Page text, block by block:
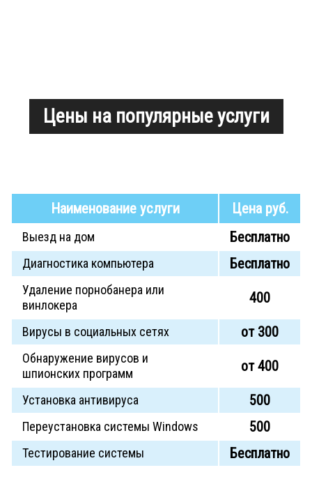
Цены на популярные услуги
Наименование услуги Цена руб.
Выезд на дом Бесплатно
Диагностика компьютера Бесплатно
Удаление порнобанера или
винлокера
400
Вирусы в социальных сетях от 300
Обнаружение вирусов и
шпионских программ
от 400
Установка антивируса 500
Переустановка системы Windows 500
Тестирование системы Бесплатно